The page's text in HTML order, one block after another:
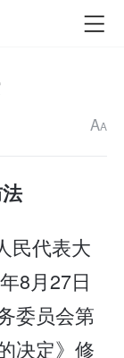
AA
民代表大
8月27日
委员会第
决定》修